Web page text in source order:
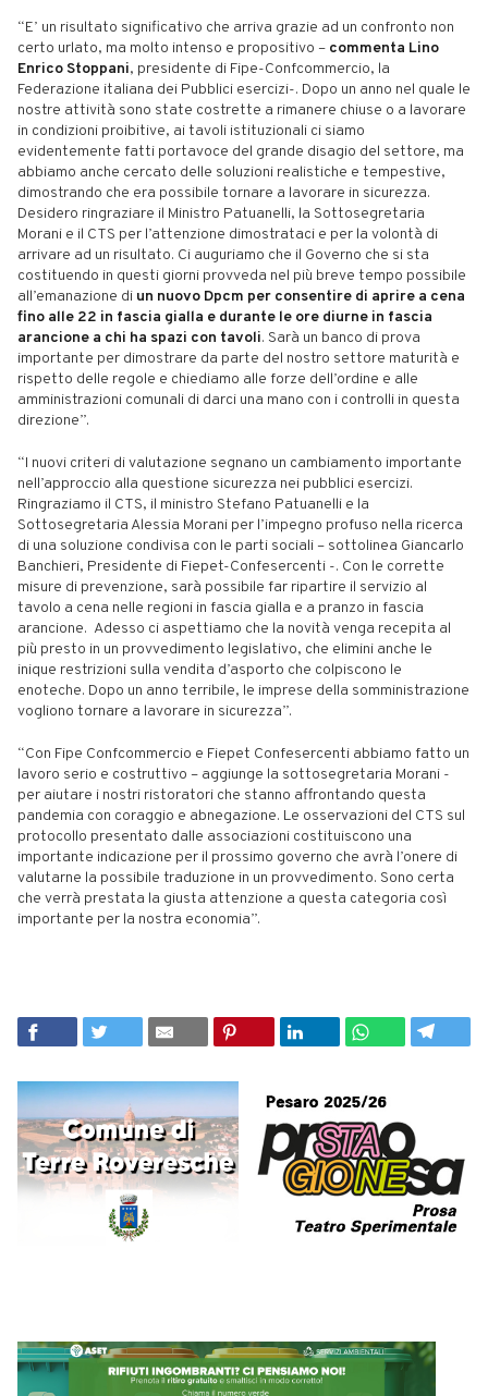
“E’ un risultato significativo che arriva grazie ad un confronto non
certo urlato, ma molto intenso e propositivo – commenta Lino
Enrico Stoppani, presidente di Fipe-Confcommercio, la
Federazione italiana dei Pubblici esercizi-. Dopo un anno nel quale le
nostre attività sono state costrette a rimanere chiuse o a lavorare
in condizioni proibitive, ai tavoli istituzionali ci siamo
evidentemente fatti portavoce del grande disagio del settore, ma
abbiamo anche cercato delle soluzioni realistiche e tempestive,
dimostrando che era possibile tornare a lavorare in sicurezza.
Desidero ringraziare il Ministro Patuanelli, la Sottosegretaria
Morani e il CTS per l’attenzione dimostrataci e per la volontà di
arrivare ad un risultato. Ci auguriamo che il Governo che si sta
costituendo in questi giorni provveda nel più breve tempo possibile
all’emanazione di un nuovo Dpcm per consentire di aprire a cena
fino alle 22 in fascia gialla e durante le ore diurne in fascia
arancione a chi ha spazi con tavoli. Sarà un banco di prova
importante per dimostrare da parte del nostro settore maturità e
rispetto delle regole e chiediamo alle forze dell’ordine e alle
amministrazioni comunali di darci una mano con i controlli in questa
direzione”.
“I nuovi criteri di valutazione segnano un cambiamento importante
nell’approccio alla questione sicurezza nei pubblici esercizi.
Ringraziamo il CTS, il ministro Stefano Patuanelli e la
Sottosegretaria Alessia Morani per l’impegno profuso nella ricerca
di una soluzione condivisa con le parti sociali – sottolinea Giancarlo
Banchieri, Presidente di Fiepet-Confesercenti -. Con le corrette
misure di prevenzione, sarà possibile far ripartire il servizio al
tavolo a cena nelle regioni in fascia gialla e a pranzo in fascia
arancione. Adesso ci aspettiamo che la novità venga recepita al
più presto in un provvedimento legislativo, che elimini anche le
inique restrizioni sulla vendita d’asporto che colpiscono le
enoteche. Dopo un anno terribile, le imprese della somministrazione
vogliono tornare a lavorare in sicurezza”.
“Con Fipe Confcommercio e Fiepet Confesercenti abbiamo fatto un
lavoro serio e costruttivo – aggiunge la sottosegretaria Morani -
per aiutare i nostri ristoratori che stanno affrontando questa
pandemia con coraggio e abnegazione. Le osservazioni del CTS sul
protocollo presentato dalle associazioni costituiscono una
importante indicazione per il prossimo governo che avrà l’onere di
valutarne la possibile traduzione in un provvedimento. Sono certa
che verrà prestata la giusta attenzione a questa categoria così
importante per la nostra economia”.